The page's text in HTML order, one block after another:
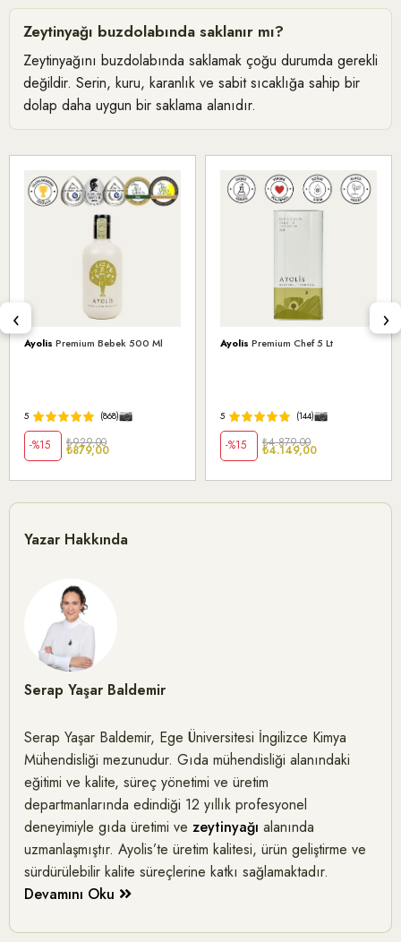
Zeytinyağı buzdolabında saklanır mı?
Zeytinyağını buzdolabında saklamak çoğu durumda gerekli
değildir. Serin, kuru, karanlık ve sabit sıcaklığa sahip bir
dolap daha uygun bir saklama alanıdır.
Ayolis Premium Bebek 500 Ml
5 (868)
%15 ₺929,00
₺879,00
Ayolis Premium Chef 5 Lt
5 (144)
%15 ₺4.879,00
₺4.149,00
‹ ›
Yazar Hakkında
Serap Yaşar Baldemir
Serap Yaşar Baldemir, Ege Üniversitesi İngilizce Kimya
Mühendisliği mezunudur. Gıda mühendisliği alanındaki
eğitimi ve kalite, süreç yönetimi ve üretim
departmanlarında edindiği 12 yıllık profesyonel
deneyimiyle gıda üretimi ve zeytinyağı alanında
uzmanlaşmıştır. Ayolis’te üretim kalitesi, ürün geliştirme ve
sürdürülebilir kalite süreçlerine katkı sağlamaktadır.
Devamını Oku